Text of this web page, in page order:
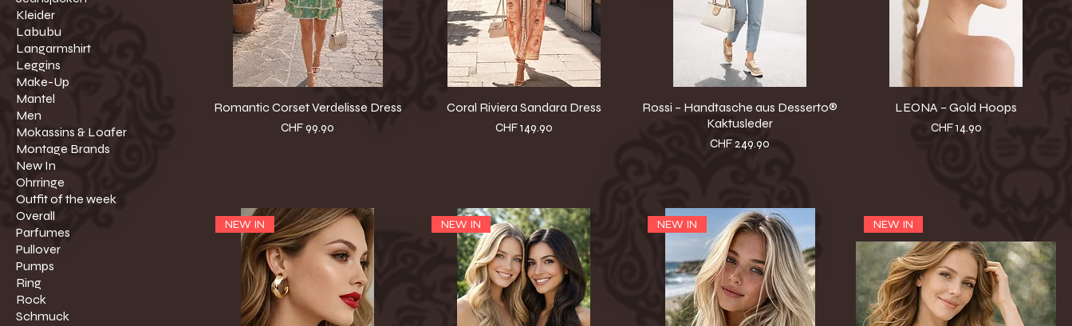
Kleider
Labubu
Langarmshirt
Leggins
Make-Up
Mantel
Men
Mokassins & Loafer
Montage Brands
New In
Ohrringe
Outfit of the week
Overall
Parfumes
Pullover
Pumps
Ring
Rock
Schmuck
Romantic Corset Verdelisse Dress
Preis
CHF 99.90
Coral Riviera Sandara Dress
Preis
CHF 149.90
Rossi – Handtasche aus Desserto®
Kaktusleder
Preis
CHF 249.90
LEONA – Gold Hoops
Preis
CHF 14.90
NEW IN NEW IN NEW IN NEW IN